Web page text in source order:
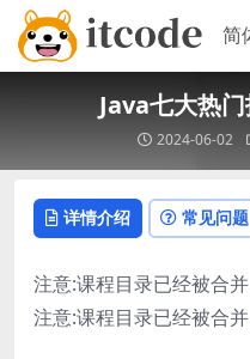
Java七大热
2024-06-02
详情介绍 常见问题
注意:课程目录已经被合
注意:课程目录已经被合